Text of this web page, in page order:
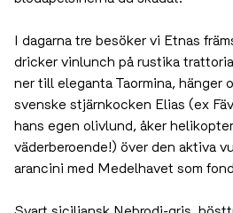
skådat.
I dagarna tre besöker vi Etnas
dricker vinlunch på rustika
sväng ner till eleganta Taormina,
med svenske stjärnkocken Elias
Hem) i hans egen olivlund, åker